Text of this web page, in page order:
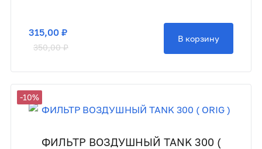
315,00 ₽
350,00 ₽
В корзину
-10%
ФИЛЬТР ВОЗДУШНЫЙ TANK 300 (